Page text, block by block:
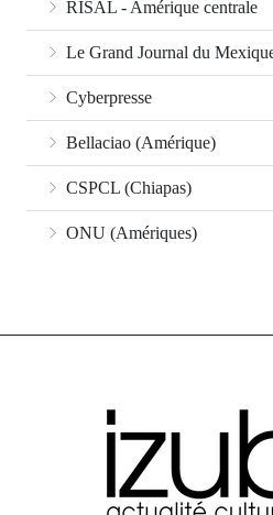
RISAL - Amérique centrale
Le Grand Journal du
Cyberpresse
Bellaciao (Amérique)
CSPCL (Chiapas)
ONU (Amériques)